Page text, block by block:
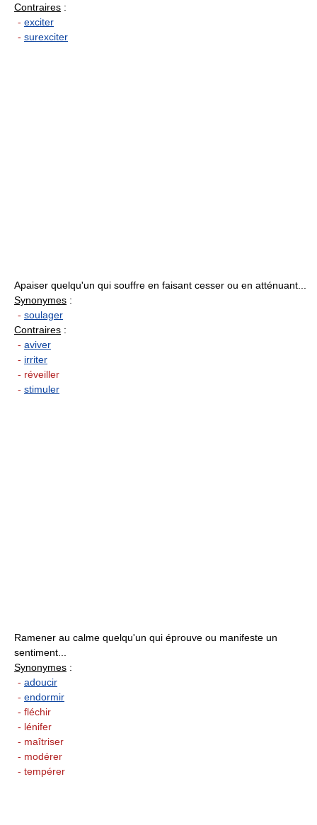
Contraires :
- exciter
- surexciter
Apaiser quelqu'un qui souffre en faisant cesser ou en atténuant...
Synonymes :
- soulager
Contraires :
- aviver
- irriter
- réveiller
- stimuler
Ramener au calme quelqu'un qui éprouve ou manifeste un
sentiment...
Synonymes :
- adoucir
- endormir
- fléchir
- lénifer
- maîtriser
- modérer
- tempérer